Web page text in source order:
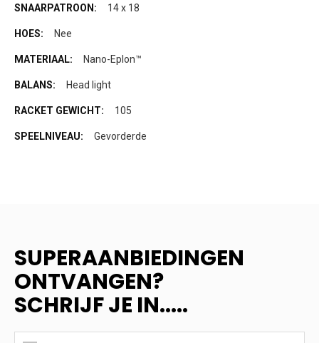
14 x 18
Nee
Nano-Eplon™
Head light
105
Gevorderde
SUPERAANBIEDINGEN
ONTVANGEN?
SCHRIJF JE IN.....